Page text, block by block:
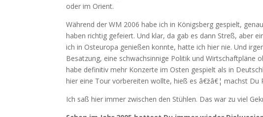
oder im Orient.
Während der WM 2006 habe ich in Königsberg gespielt,
haben richtig gefeiert. Und klar, da gab es dann Streß, aber
ich in Osteuropa genießen konnte, hatte ich hier nie. Und
Besatzung, eine schwachsinnige Politik und Wirtschaftpläne
habe definitiv mehr Konzerte im Osten gespielt als in
hier eine Tour vorbereiten wollte, hieß es â€žâ€¦ machst
Ich saß hier immer zwischen den Stühlen. Das war zu viel